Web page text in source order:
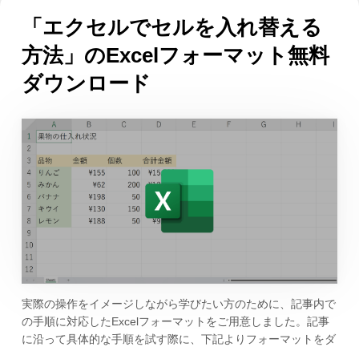
「エクセルでセルを入れ替える
方法」のExcelフォーマット無料
ダウンロード
実際の操作をイメージしながら学びたい方のために、記事内で
の手順に対応したExcelフォーマットをご用意しました。記事
に沿って具体的な手順を試す際に、下記よりフォーマットをダ